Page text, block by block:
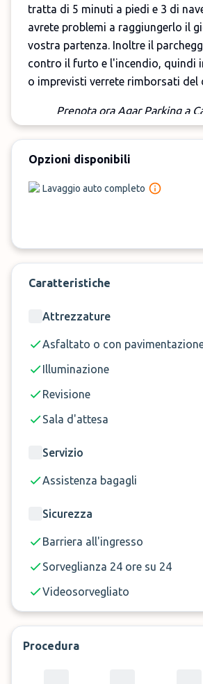
tratta di 5 minuti a piedi e 3 di
avrete problemi a raggiungerlo il
vostra partenza. Inoltre il
contro il furto e l'incendio, quindi
o imprevisti verrete rimborsati del
Prenota ora Agar Parking a
Opzioni disponibili
Lavaggio auto completo
Caratteristiche
Attrezzature
Asfaltato o con
Illuminazione
Revisione
Sala d'attesa
Servizio
Assistenza bagagli
Sicurezza
Barriera all'ingresso
Sorveglianza 24 ore su 24
Videosorvegliato
Procedura